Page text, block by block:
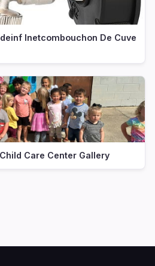
Inetcombouchon De Cuve
Care Center Gallery